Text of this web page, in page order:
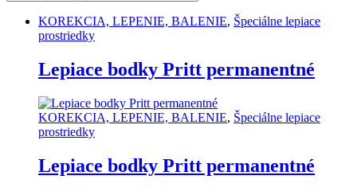
KOREKCIA, LEPENIE, BALENIE, Špeciálne lepiace
prostriedky
Lepiace bodky Pritt permanentné
KOREKCIA, LEPENIE, BALENIE, Špeciálne lepiace
prostriedky
Lepiace bodky Pritt permanentné